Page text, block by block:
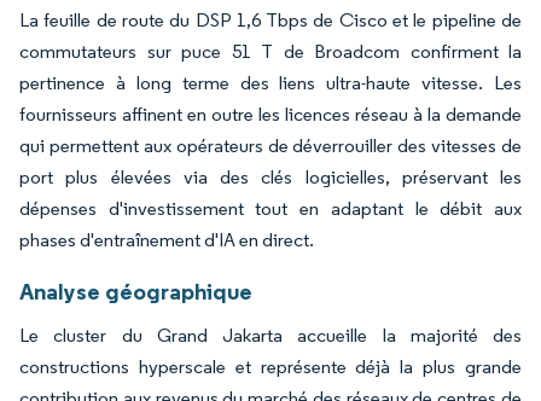
La feuille de route du DSP 1,6 Tbps de Cisco et le pipeline de
commutateurs sur puce 51 T de Broadcom confirment la
pertinence à long terme des liens ultra-haute vitesse. Les
fournisseurs affinent en outre les licences réseau à la demande
qui permettent aux opérateurs de déverrouiller des vitesses de
port plus élevées via des clés logicielles, préservant les
dépenses d'investissement tout en adaptant le débit aux
phases d'entraînement d'IA en direct.
Analyse géographique
Le cluster du Grand Jakarta accueille la majorité des
constructions hyperscale et représente déjà la plus grande